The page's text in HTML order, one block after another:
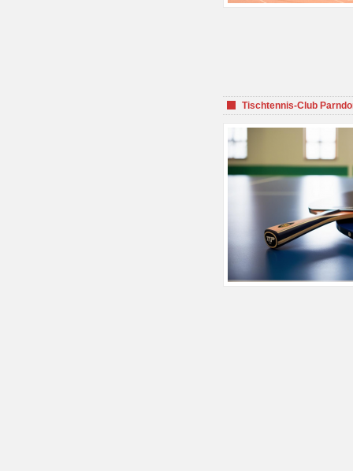
Tischtennis-Club